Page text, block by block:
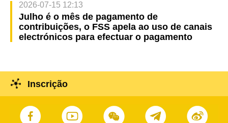
2026-07-15 12:13
Julho é o mês de pagamento de
contribuições, o FSS apela ao uso de canais
electrónicos para efectuar o pagamento
Inscrição